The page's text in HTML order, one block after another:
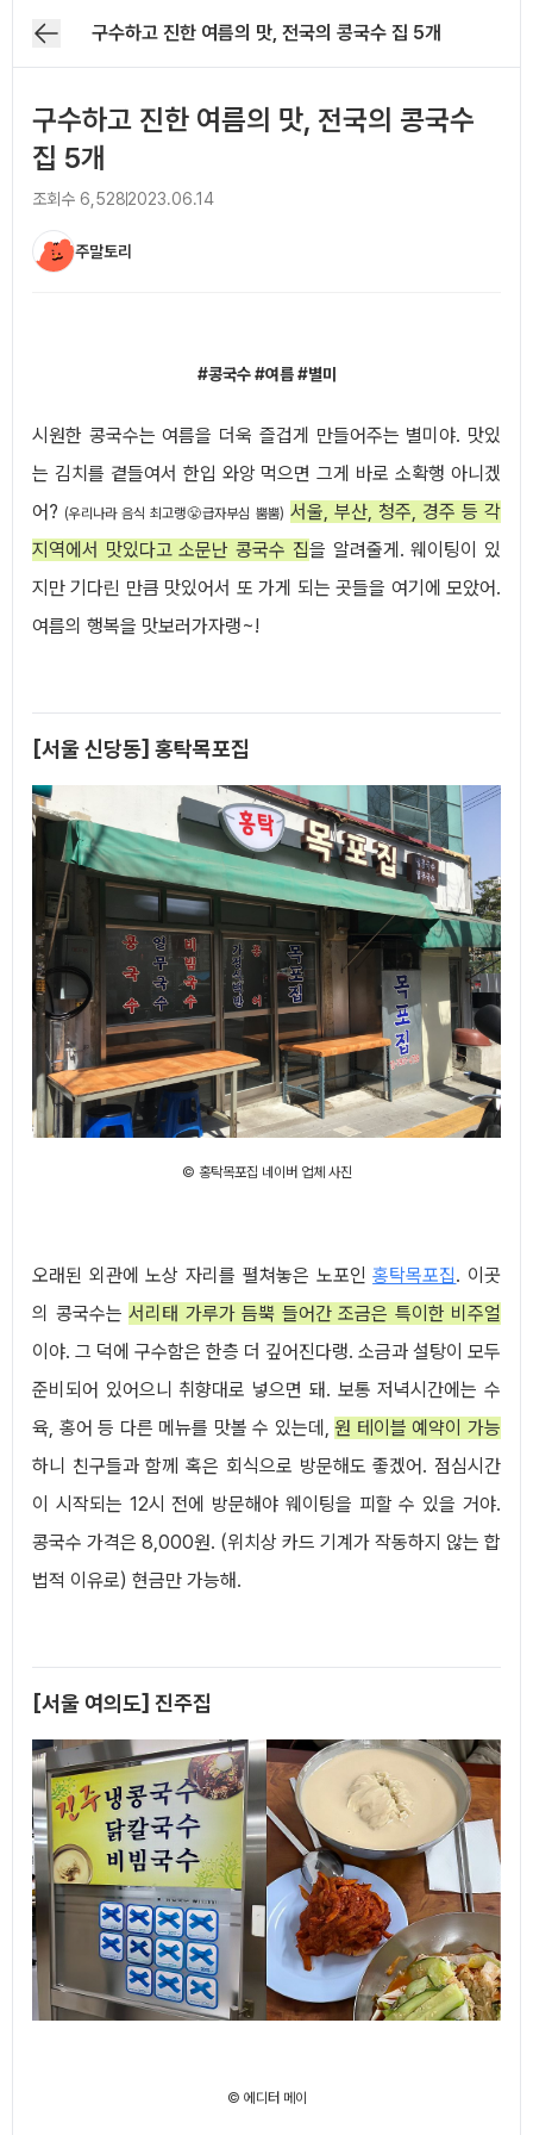
구수하고 진한 여름의 맛, 전국의 콩국수 집 5개
구수하고 진한 여름의 맛, 전국의 콩국수
집 5개
조회수 6,5282023.06.14
주말토리
#콩국수 #여름 #별미
시원한 콩국수는 여름을 더욱 즐겁게 만들어주는 별미야. 맛있
는 김치를 곁들여서 한입 와앙 먹으면 그게 바로 소확행 아니겠
어? (우리나라 음식 최고랭😤급자부심 뿜뿜) 서울, 부산, 청주, 경주 등 각
지역에서 맛있다고 소문난 콩국수 집을 알려줄게. 웨이팅이 있
지만 기다린 만큼 맛있어서 또 가게 되는 곳들을 여기에 모았어.
여름의 행복을 맛보러가자랭~!
[서울 신당동] 홍탁목포집
© 홍탁목포집 네이버 업체 사진
오래된 외관에 노상 자리를 펼쳐놓은 노포인홍탁목포집. 이곳
의 콩국수는 서리태 가루가 듬뿍 들어간 조금은 특이한 비주얼
이야. 그 덕에 구수함은 한층 더 깊어진다랭. 소금과 설탕이 모두
준비되어 있어으니 취향대로 넣으면 돼. 보통 저녁시간에는 수
육, 홍어 등 다른 메뉴를 맛볼 수 있는데,원 테이블 예약이 가능
하니 친구들과 함께 혹은 회식으로 방문해도 좋겠어. 점심시간
이 시작되는 12시 전에 방문해야 웨이팅을 피할 수 있을 거야.
콩국수 가격은 8,000원. (위치상 카드 기계가 작동하지 않는 합
법적 이유로) 현금만 가능해.
[서울 여의도] 진주집
© 에디터 메이